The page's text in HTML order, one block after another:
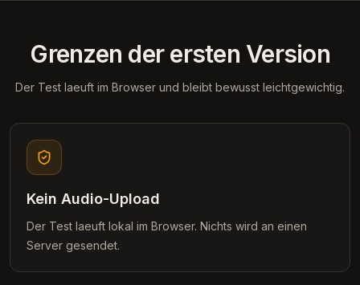
Grenzen der ersten Version
Der Test laeuft im Browser und bleibt bewusst leichtgewichtig.
Kein Audio-Upload
Der Test laeuft lokal im Browser. Nichts wird an einen
Server gesendet.